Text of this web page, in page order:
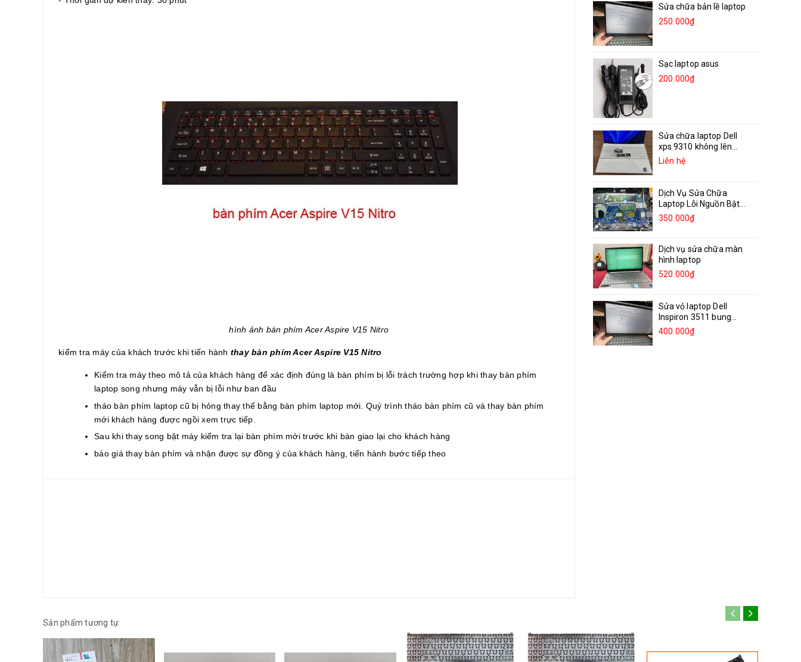
hình ảnh bàn phím Acer Aspire V15 Nitro
kiểm tra máy của khách trước khi tiến hành thay bàn phím Acer Aspire V15 Nitro
Kiểm tra máy theo mô tả của khách hàng để xác định đúng là bàn phím bị lỗi trách trường hợp khi thay bàn phím
laptop song nhưng máy vẫn bị lỗi như ban đầu
tháo bàn phím laptop cũ bị hỏng thay thế bằng bàn phím laptop mới. Quý trình tháo bàn phím cũ và thay bàn phím
mới khách hàng được ngồi xem trực tiếp.
Sau khi thay song bật máy kiểm tra lại bàn phím mới trước khi bàn giao lại cho khách hàng
báo giá thay bàn phím và nhận được sự đồng ý của khách hàng, tiến hành bước tiếp theo
Sửa chữa bản lề laptop
250.000₫
Sạc laptop asus
200.000₫
Sửa chữa laptop Dell
xps 9310 không lên...
Liên hệ
Dịch Vụ Sửa Chữa
Laptop Lỗi Nguồn Bật...
350.000₫
Dịch vụ sửa chữa màn
hình laptop
520.000₫
Sửa vỏ laptop Dell
Inspiron 3511 bung
bản...
400.000₫
Sản phẩm tương tự